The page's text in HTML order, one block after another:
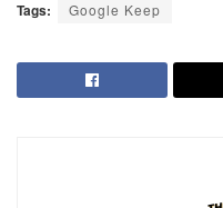
Tags: Google Keep